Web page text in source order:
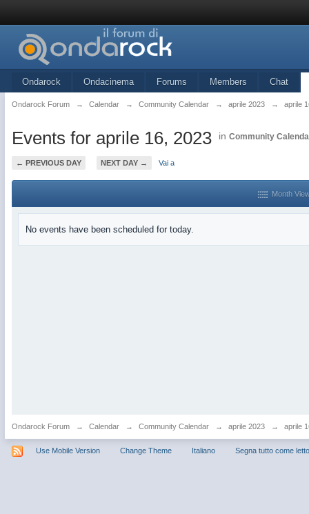
Ondarock Ondacinema Forums Members Chat
Ondarock Forum → Calendar → Community Calendar → aprile 2023 → aprile
Events for aprile 16, 2023 in Community
← PREVIOUS DAY NEXT DAY → Vai a
Month
No events have been scheduled for today.
Ondarock Forum → Calendar → Community Calendar → aprile 2023 → aprile
Use Mobile Version Change Theme Italiano Segna tutto come letto